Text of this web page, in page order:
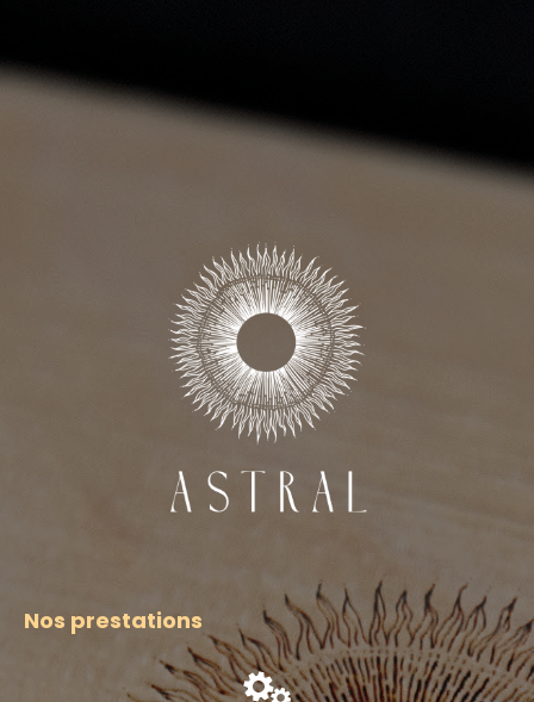
Par ailleurs, l’intégration d’un système de
réservation intuitif était essentielle pour
faciliter l’accès des clients et encourager leur
passage à l’action. Enfin, le site avait pour
sa notoriété sur la scène gastronomique
lyonnaise et attirer une clientèle locale et
internationale.
Nos prestations